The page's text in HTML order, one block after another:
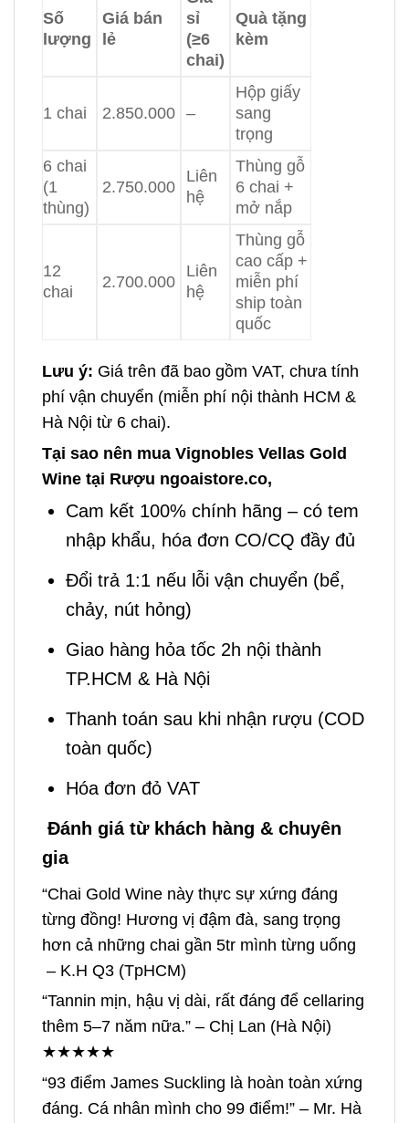
Số
lượng
Giá bán
lẻ
sỉ
(≥6
chai)
Quà tặng
kèm
1 chai 2.850.000 –
Hộp giấy
sang
trọng
6 chai
(1
thùng)
2.750.000
Liên
hệ
Thùng gỗ
6 chai +
mở nắp
12
chai
2.700.000
Liên
hệ
Thùng gỗ
cao cấp +
miễn phí
ship toàn
quốc
Lưu ý: Giá trên đã bao gồm VAT, chưa tính
phí vận chuyển (miễn phí nội thành HCM &
Hà Nội từ 6 chai).
Tại sao nên mua Vignobles Vellas Gold
Wine tại Rượu ngoaistore.co,
Cam kết 100% chính hãng – có tem
nhập khẩu, hóa đơn CO/CQ đầy đủ
Đổi trả 1:1 nếu lỗi vận chuyển (bể,
chảy, nút hỏng)
Giao hàng hỏa tốc 2h nội thành
TP.HCM & Hà Nội
Thanh toán sau khi nhận rượu (COD
toàn quốc)
Hóa đơn đỏ VAT
Đánh giá từ khách hàng & chuyên
gia
“Chai Gold Wine này thực sự xứng đáng
từng đồng! Hương vị đậm đà, sang trọng
hơn cả những chai gần 5tr mình từng uống
– K.H Q3 (TpHCM)
“Tannin mịn, hậu vị dài, rất đáng để cellaring
thêm 5–7 năm nữa.” – Chị Lan (Hà Nội)
★★★★★
“93 điểm James Suckling là hoàn toàn xứng
đáng. Cá nhân mình cho 99 điểm!” – Mr. Hà